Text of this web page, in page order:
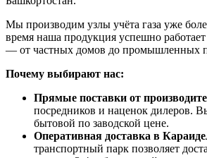
Мы производим узлы учёта газа уже
время наша продукция успешно работает
— от частных домов до промышленных
Почему выбирают нас:
Прямые поставки от
посредников и наценок дилеров.
бытовой по заводской цене.
Оперативная доставка в
транспортный парк позволяет